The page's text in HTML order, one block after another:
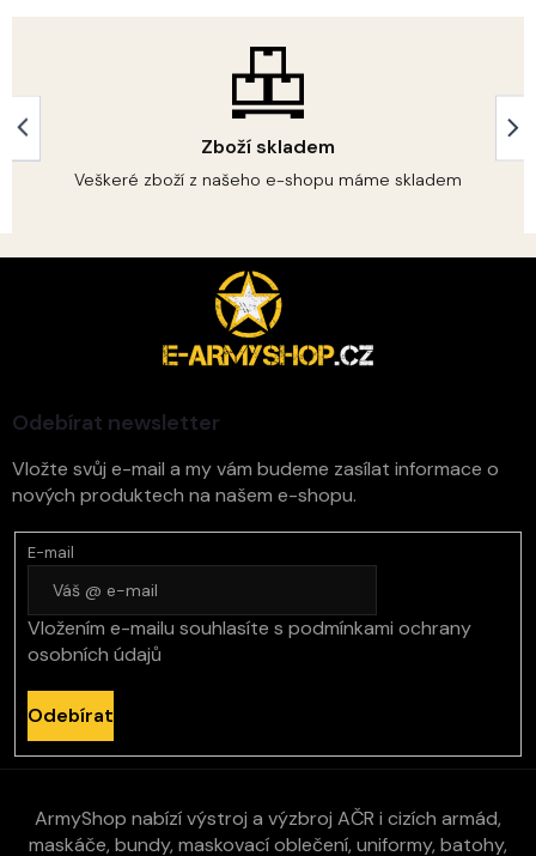
a
c
í
p
r
v
k
y
p
i
s
u
v
n
í
Zboží skladem
Veškeré zboží z našeho e-shopu máme skladem
Odebírat newsletter
Vložte svůj e-mail a my vám budeme zasílat informace o
nových produktech na našem e-shopu.
E-mail
Vložením e-mailu souhlasíte s podmínkami ochrany
osobních údajů
Odebírat
ArmyShop nabízí výstroj a výzbroj AČR i cizích armád,
maskáče, bundy, maskovací oblečení, uniformy, batohy,